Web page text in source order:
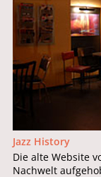
Jazz History
Die alte Website
Nachwelt